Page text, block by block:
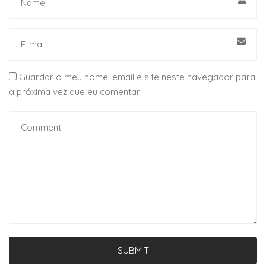
Guardar o meu nome, email e site neste navegador para
a próxima vez que eu comentar.
SUBMIT